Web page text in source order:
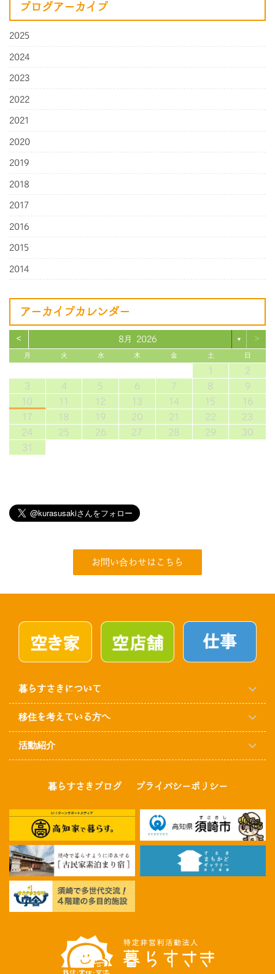
ブログアーカイブ
2025
2024
2023
2022
2021
2020
2019
2018
2017
2016
2015
2014
アーカイブカレンダー
< 8月 2026 ▼ >
月 火 水 木 金 土 日
1
2
3
4 5 6 7 8
9
10
11 12 13 14 15
16
17
18 19 20 21 22
23
24
25 26 27 28 29
30
31
お問い合わせはこちら
暮らすさきについて
移住を考えている方へ
活動紹介
暮らすさきブログ プライバシーポリシー